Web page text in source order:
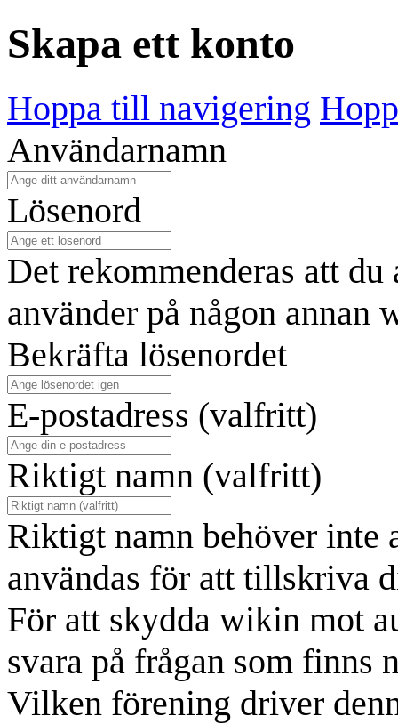
Skapa ett konto
Hoppa till navigering
Användarnamn
Lösenord
Det rekommenderas att
använder på någon annan
Bekräfta lösenordet
E-postadress (valfritt)
Riktigt namn (valfritt)
Riktigt namn behöver inte
användas för att tillskriva
För att skydda wikin mot
svara på frågan som finns
Vilken förening driver